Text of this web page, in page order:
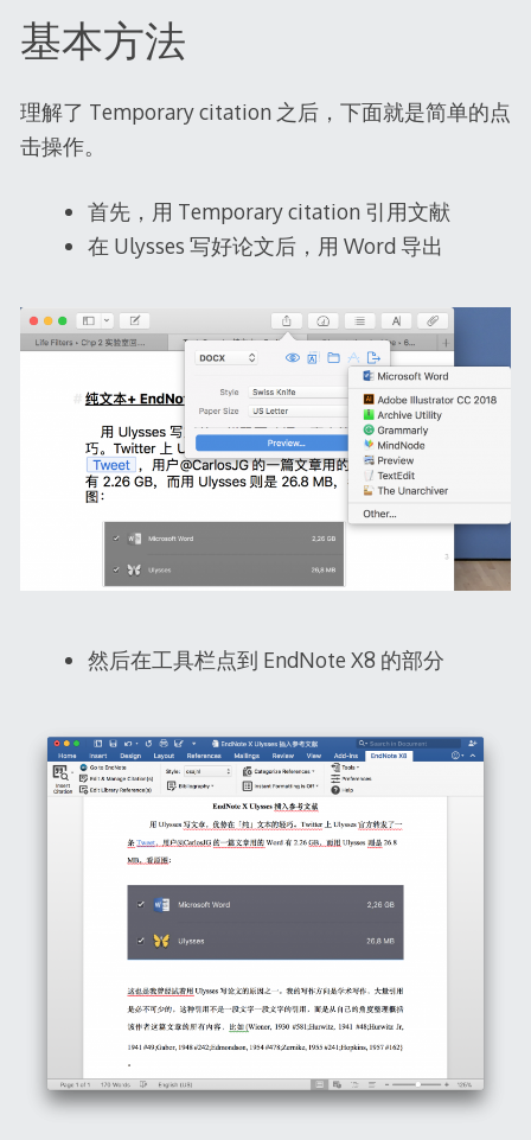
基本方法
理解了 Temporary citation 之后，下面就是简单的点
击操作。
首先，用 Temporary citation 引用文献
在 Ulysses 写好论文后，用 Word 导出
然后在工具栏点到 EndNote X8 的部分